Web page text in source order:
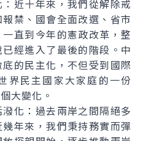
近十年來，我們從解除戒
禁、國會全面改選、省市
直到今年的憲政改革，整
經進入了最後的階段。中
的民主化，不但受到國際
界民主國家大家庭的一份
大變化。
化：過去兩岸之間隔絕多
年來，我們秉持務實而彈